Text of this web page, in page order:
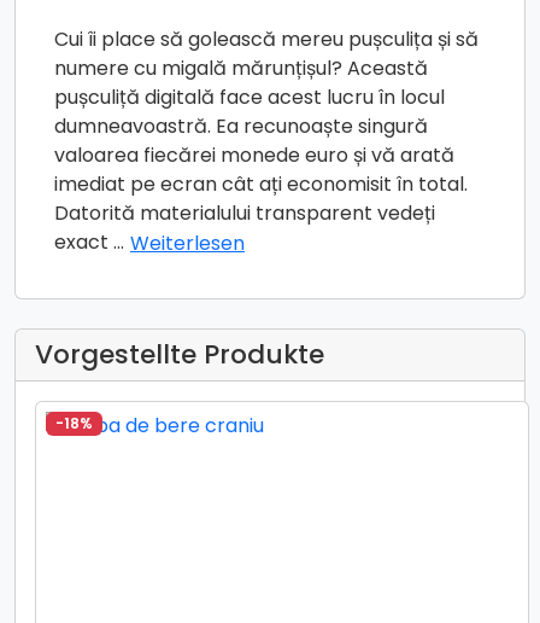
Cui îi place să golească mereu pușculița și să
numere cu migală mărunțișul? Această
pușculiță digitală face acest lucru în locul
dumneavoastră. Ea recunoaște singură
valoarea fiecărei monede euro și vă arată
imediat pe ecran cât ați economisit în total.
Datorită materialului transparent vedeți
exact ... Weiterlesen
Vorgestellte Produkte
-18%